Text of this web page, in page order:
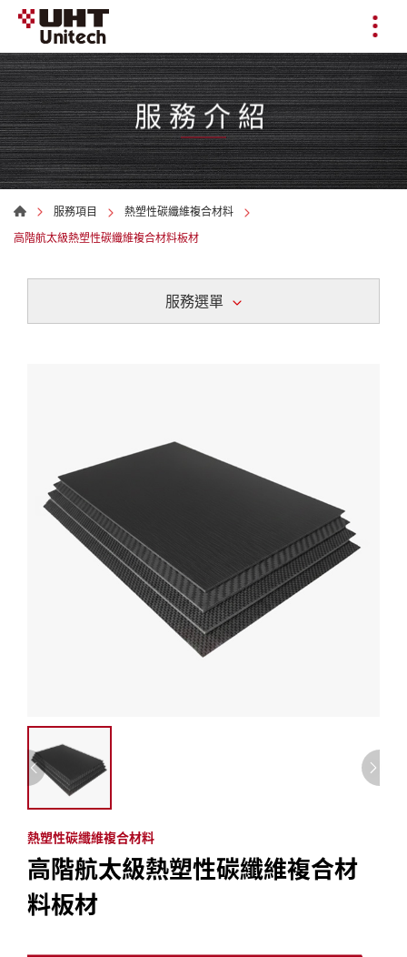
服務介紹
服務項目
熱塑性碳纖維複合材料
高階航太級熱塑性碳纖維複合材料板材
服務選單
熱塑性碳纖維複合材料
高階航太級熱塑性碳纖維複合材
料板材